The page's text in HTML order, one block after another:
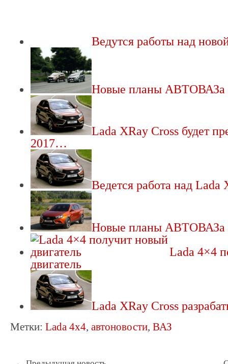
Ведутся работы над
Новые планы АВТОВАЗа
Lada XRay Cross будет
2017…
Ведется работа над Lada
Новые планы АВТОВАЗа
Lada 4×4
двигатель
Lada XRay Cross
Метки: Lada 4x4, автоновости, ВАЗ